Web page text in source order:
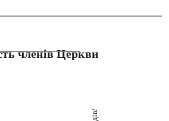
членів Церкви